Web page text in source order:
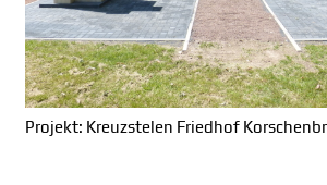
Projekt: Kreuzstelen Friedhof